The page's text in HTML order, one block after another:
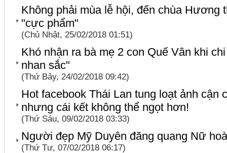
Không phải mùa lễ hội, đến chùa Hương
"cực phẩm"
(Chủ Nhật, 25/02/2018 01:51)
Khó nhận ra bà mẹ 2 con Quế Vân khi
nhan sắc"
(Thứ Bảy, 24/02/2018 09:42)
Hot facebook Thái Lan tung loạt ảnh cận
nhưng cái kết không thể ngọt hơn!
(Thứ Sáu, 09/02/2018 03:33)
Người đẹp Mỹ Duyên đăng quang Nữ
(Thứ Tư, 07/02/2018 06:17)